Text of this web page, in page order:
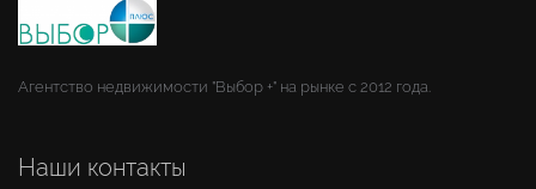
Агентство недвижимости "Выбор +" на рынке с 2012 года.
Наши контакты